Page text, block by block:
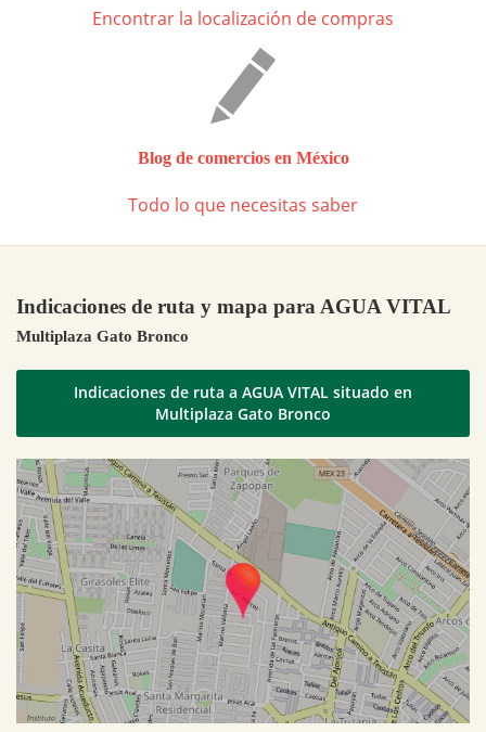
Encontrar la localización de compras
Blog de comercios en México
Todo lo que necesitas saber
Indicaciones de ruta y mapa para AGUA VITAL
Multiplaza Gato Bronco
Indicaciones de ruta a AGUA VITAL situado en
Multiplaza Gato Bronco